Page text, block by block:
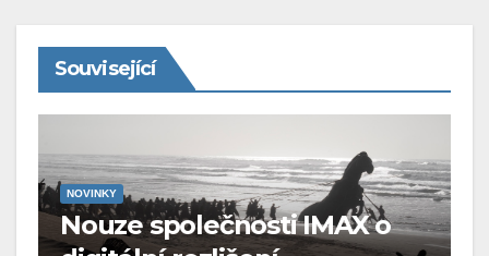
Související
NOVINKY
Nouze společnosti IMAX o